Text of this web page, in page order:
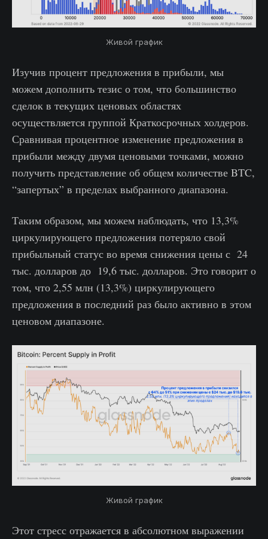
Живой график
Изучив процент предложения в прибыли, мы
можем дополнить тезис о том, что большинство
сделок в текущих ценовых областях
осуществляется группой Краткосрочных холдеров.
Сравнивая процентное изменение предложения в
прибыли между двумя ценовыми точками, можно
получить представление об общем количестве BTC,
“запертых” в пределах выбранного диапазона.
Таким образом, мы можем наблюдать, что 13,3%
циркулирующего предложения потеряло свой
прибыльный статус во время снижения цены с 24
тыс. долларов до 19,6 тыс. долларов. Это говорит о
том, что 2,55 млн (13,3%) циркулирующего
предложения в последний раз было активно в этом
ценовом диапазоне.
Живой график
Этот стресс отражается в абсолютном выражении